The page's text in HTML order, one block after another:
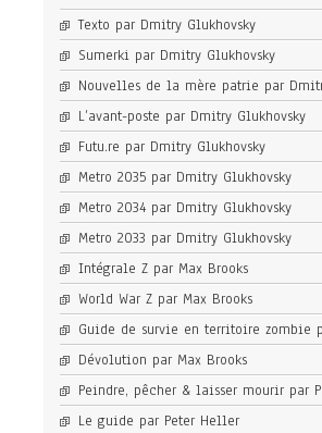
Texto par Dmitry Glukhovsky
Sumerki par Dmitry Glukhovsky
Nouvelles de la mère patrie par
L’avant-poste par Dmitry Glukhovsky
Futu.re par Dmitry Glukhovsky
Metro 2035 par Dmitry Glukhovsky
Metro 2034 par Dmitry Glukhovsky
Metro 2033 par Dmitry Glukhovsky
Intégrale Z par Max Brooks
World War Z par Max Brooks
Guide de survie en territoire zombie
Dévolution par Max Brooks
Peindre, pêcher & laisser mourir par
Le guide par Peter Heller